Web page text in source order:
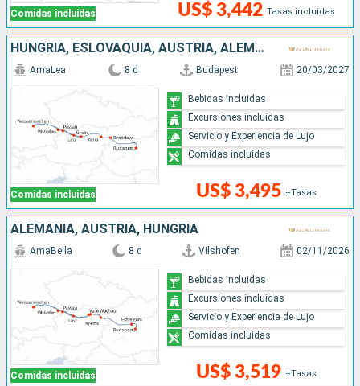
Comidas incluidas US$ 3,442 Tasas incluidas
HUNGRÍA, ESLOVAQUIA, AUSTRIA, ALEMANIA
Comidas incluidas
AmaLea 8 d Budapest 20/03/2027
US$ 3,495 +Tasas
Bebidas incluidas
Excursiones incluidas
Servicio y Experiencia de Lujo
Comidas incluidas
ALEMANIA, AUSTRIA, HUNGRÍA
Comidas incluidas
AmaBella 8 d Vilshofen 02/11/2026
US$ 3,519 +Tasas
Bebidas incluidas
Excursiones incluidas
Servicio y Experiencia de Lujo
Comidas incluidas